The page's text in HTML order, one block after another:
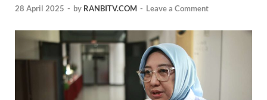
28 April 2025 - by RANBITV.COM - Leave a Comment